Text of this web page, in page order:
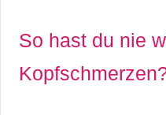
So hast du nie